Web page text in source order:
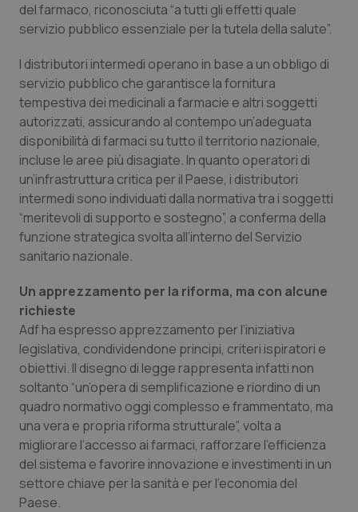
Emilia-Romagna
Friuli Venezia Giulia
Lazio
Liguria
Lombardia
Marche
Piemonte
Provincia Autonoma di Bolzano
Provincia Autonoma di Trento
Puglia
Sardegna
Colesterolo & coronaropatie
Dermatite Atopica
Diabete & glucometri
Disturbi dell’umore
Dolore
Donna & Salute
HIV
Infezioni & Febbre
Ipertensione & Scompenso
Malattie rare
Malattia di Crohn & Rettocolite Ulcerosa
del farmaco, riconosciuta “a tutti gli effetti quale
servizio pubblico essenziale per la tutela della salute”.
I distributori intermedi operano in base a un obbligo di
servizio pubblico che garantisce la fornitura
tempestiva dei medicinali a farmacie e altri soggetti
autorizzati, assicurando al contempo un’adeguata
disponibilità di farmaci su tutto il territorio nazionale,
incluse le aree più disagiate. In quanto operatori di
un’infrastruttura critica per il Paese, i distributori
intermedi sono individuati dalla normativa tra i soggetti
“meritevoli di supporto e sostegno”, a conferma della
funzione strategica svolta all’interno del Servizio
sanitario nazionale.
Un apprezzamento per la riforma, ma con alcune
richieste
Adf ha espresso apprezzamento per l’iniziativa
legislativa, condividendone principi, criteri ispiratori e
obiettivi. Il disegno di legge rappresenta infatti non
soltanto “un’opera di semplificazione e riordino di un
quadro normativo oggi complesso e frammentato, ma
una vera e propria riforma strutturale”, volta a
migliorare l’accesso ai farmaci, rafforzare l’efficienza
del sistema e favorire innovazione e investimenti in un
settore chiave per la sanità e per l’economia del
Paese.